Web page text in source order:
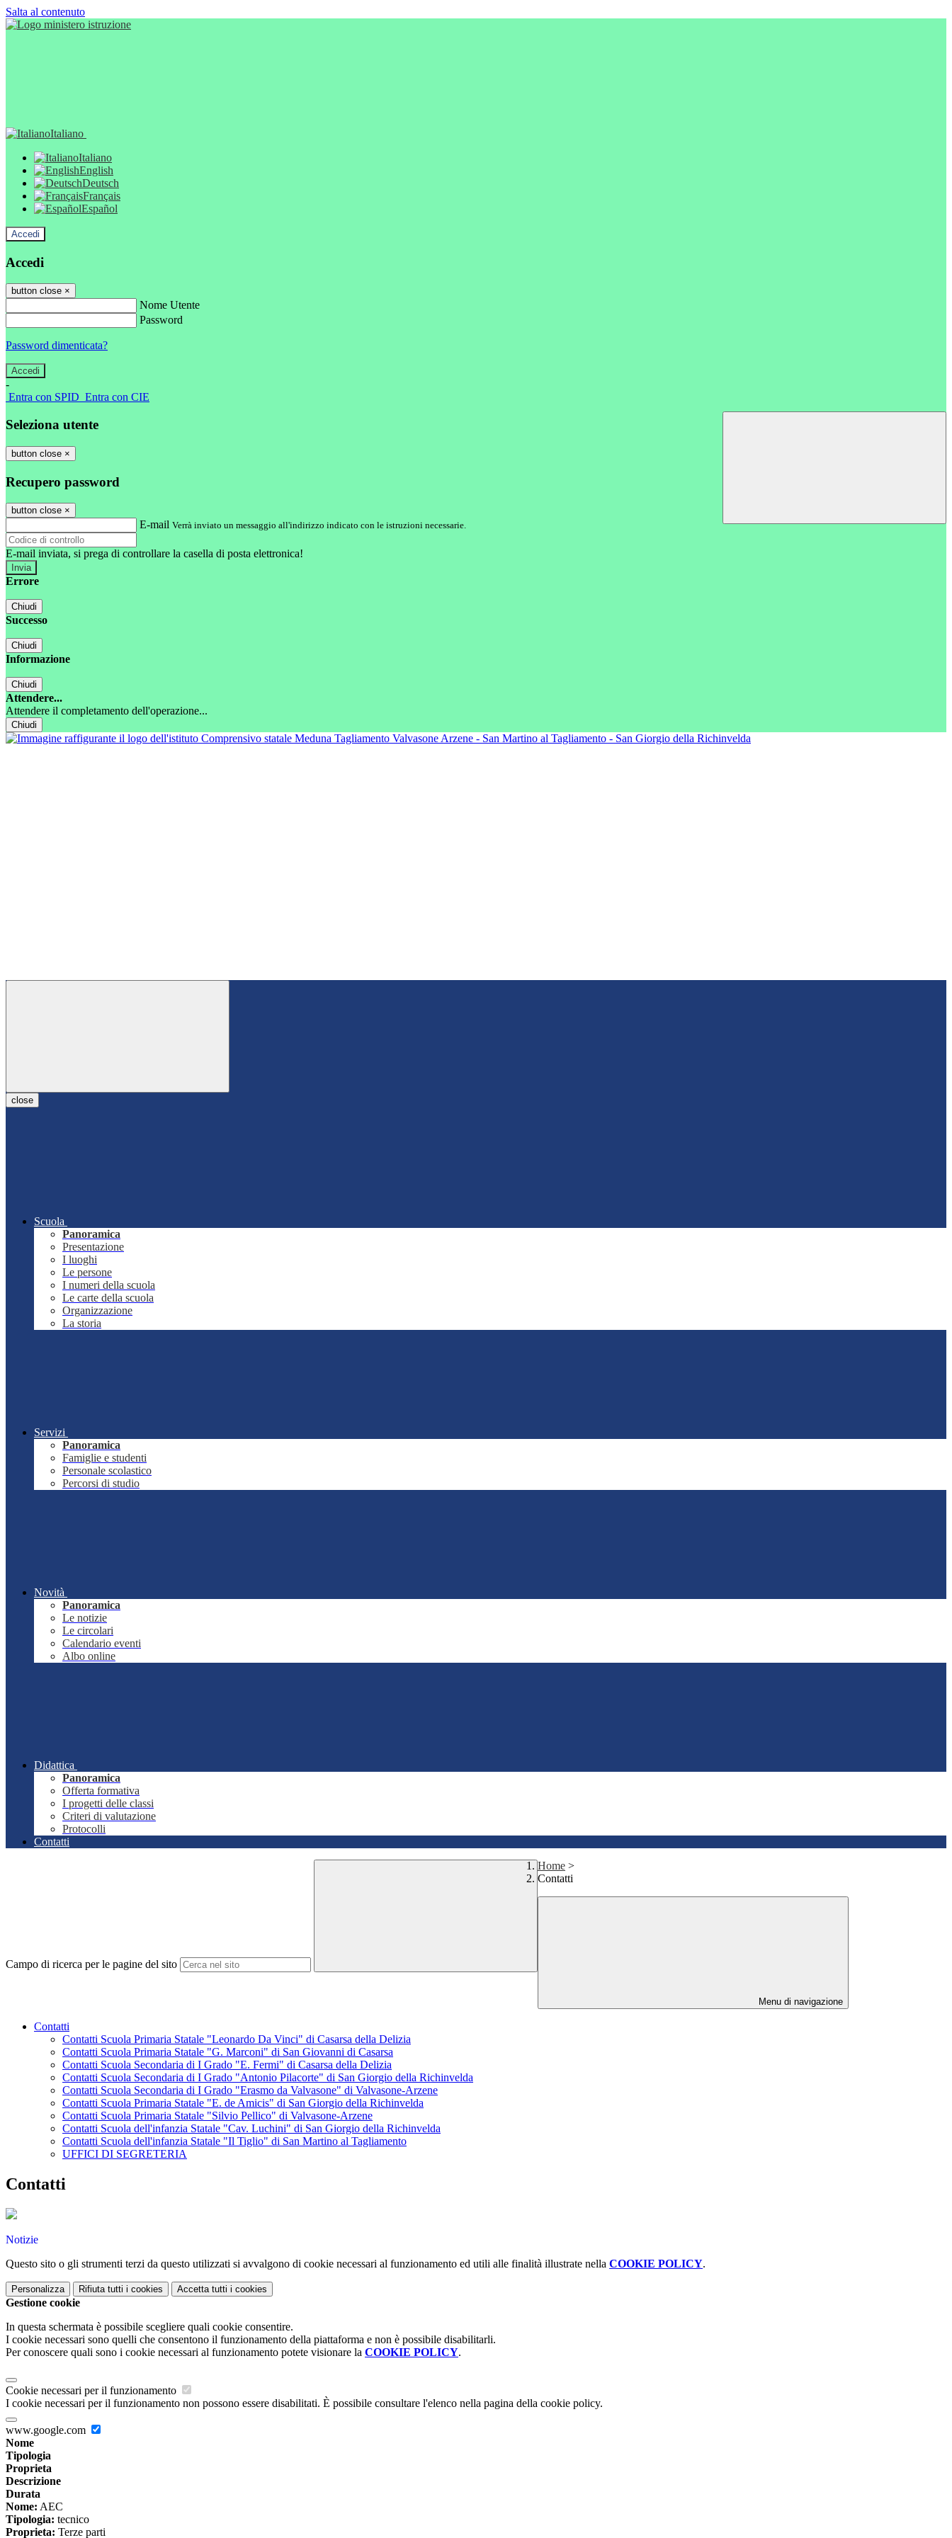
Salta al contenuto
Italiano
Italiano
English
Deutsch
Français
Español
Accedi
Accedi
button close ×
Nome Utente
Password
Password dimenticata?
-
Entra con SPID Entra con CIE
Seleziona utente
button close ×
Recupero password
button close ×
E-mail Verrà inviato un messaggio all'indirizzo indicato con le istruzioni necessarie.
E-mail inviata, si prega di controllare la casella di posta elettronica!
Errore
Chiudi
Successo
Chiudi
Informazione
Chiudi
Attendere...
Attendere il completamento dell'operazione...
Chiudi
close
Scuola
Panoramica
Presentazione
I luoghi
Le persone
I numeri della scuola
Le carte della scuola
Organizzazione
La storia
Servizi
Panoramica
Famiglie e studenti
Personale scolastico
Percorsi di studio
Novità
Panoramica
Le notizie
Le circolari
Calendario eventi
Albo online
Didattica
Panoramica
Offerta formativa
I progetti delle classi
Criteri di valutazione
Protocolli
Contatti
Campo di ricerca per le pagine del sito
Home >
Contatti
Menu di navigazione
Contatti
Contatti Scuola Primaria Statale "Leonardo Da Vinci" di Casarsa della Delizia
Contatti Scuola Primaria Statale "G. Marconi" di San Giovanni di Casarsa
Contatti Scuola Secondaria di I Grado "E. Fermi" di Casarsa della Delizia
Contatti Scuola Secondaria di I Grado "Antonio Pilacorte" di San Giorgio della Richinvelda
Contatti Scuola Secondaria di I Grado "Erasmo da Valvasone" di Valvasone-Arzene
Contatti Scuola Primaria Statale "E. de Amicis" di San Giorgio della Richinvelda
Contatti Scuola Primaria Statale "Silvio Pellico" di Valvasone-Arzene
Contatti Scuola dell'infanzia Statale "Cav. Luchini" di San Giorgio della Richinvelda
Contatti Scuola dell'infanzia Statale "Il Tiglio" di San Martino al Tagliamento
UFFICI DI SEGRETERIA
Contatti
Notizie
Questo sito o gli strumenti terzi da questo utilizzati si avvalgono di cookie necessari al funzionamento ed utili alle finalità illustrate nella COOKIE POLICY.
Personalizza Rifiuta tutti i cookies Accetta tutti i cookies
Gestione cookie
In questa schermata è possibile scegliere quali cookie consentire.
I cookie necessari sono quelli che consentono il funzionamento della piattaforma e non è possibile disabilitarli.
Per conoscere quali sono i cookie necessari al funzionamento potete visionare la COOKIE POLICY.
Cookie necessari per il funzionamento
I cookie necessari per il funzionamento non possono essere disabilitati. È possibile consultare l'elenco nella pagina della cookie policy.
www.google.com
Nome
Tipologia
Proprieta
Descrizione
Durata
Nome: AEC
Tipologia: tecnico
Proprieta: Terze parti